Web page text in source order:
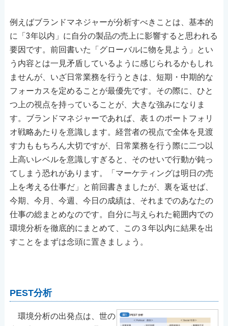
例えばブランドマネジャーが分析すべきことは、基本的
に「3年以内」に自分の製品の売上に影響すると思われる
要因です。前回書いた「グローバルに物を見よう」とい
う内容とは一見矛盾しているように感じられるかもしれ
ませんが、いざ日常業務を行うときは、短期・中期的な
フォーカスを定めることが最優先です。その際に、ひと
つ上の視点を持っていることが、大きな強みになりま
す。ブランドマネジャーであれば、表１のポートフォリ
オ戦略あたりを意識します。経営者の視点で全体を見渡
す力ももちろん大切ですが、日常業務を行う際に二つ以
上高いレベルを意識しすぎると、そのせいで行動が鈍っ
てしまう恐れがあります。「マーケティングは明日の売
上を考える仕事だ」と前回書きましたが、裏を返せば、
今期、今月、今週、今日の成績は、それまでのあなたの
仕事の総まとめなのです。自分に与えられた範囲内での
環境分析を徹底的にまとめて、この３年以内に結果を出
すことをまずは念頭に置きましょう。
PEST分析
環境分析の出発点は、世の